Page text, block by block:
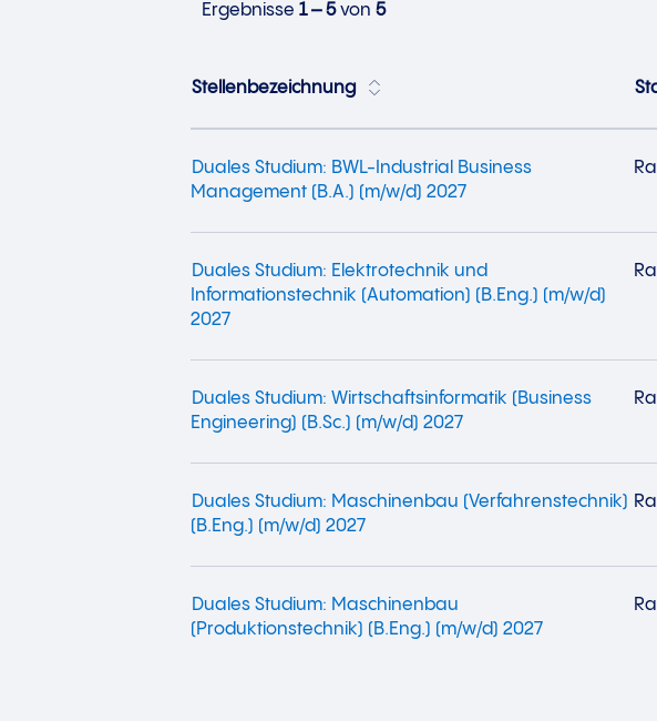
Ergebnisse 1 – 5von 5
Stellenbezeichnung
Duales Studium: BWL-Industrial Business
Management (B.A.) (m/w/d) 2027
Duales Studium: Elektrotechnik und
Informationstechnik (Automation) (B.Eng.) (m/w/d)
2027
Duales Studium: Wirtschaftsinformatik (Business
Engineering) (B.Sc.) (m/w/d) 2027
Duales Studium: Maschinenbau (Verfahrenstechnik)
(B.Eng.) (m/w/d) 2027
Duales Studium: Maschinenbau
(Produktionstechnik) (B.Eng.) (m/w/d) 2027